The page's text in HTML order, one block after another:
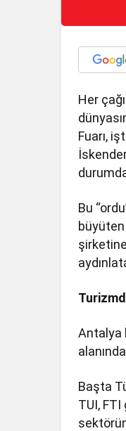
Her
Fuarı,
Bu
Antalya
Başta
TUI,